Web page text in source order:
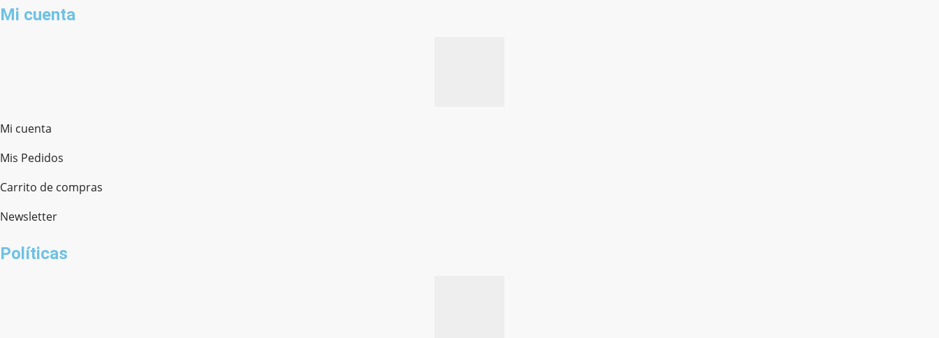
Mi cuenta
Mi cuenta
Mis Pedidos
Carrito de compras
Newsletter
Políticas